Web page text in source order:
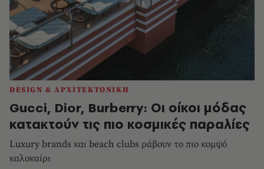
DESIGN & ΑΡΧΙΤΕΚΤΟΝΙΚΗ
Gucci, Dior, Burberry: Οι οίκοι μόδας
κατακτούν τις πιο κοσμικές παραλίες
Luxury brands και beach clubs ράβουν το πιο κομψό
καλοκαίρι